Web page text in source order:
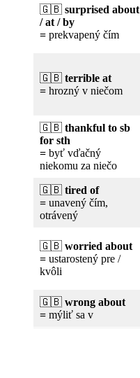
🇬🇧 surprised about
/ at / by
= prekvapený čím
🇬🇧 terrible at
= hrozný v niečom
🇬🇧 thankful to sb
for sth
= byť vďačný
niekomu za niečo
🇬🇧 tired of
= unavený čím,
otrávený
🇬🇧 worried about
= ustarostený pre /
kvôli
🇬🇧 wrong about
= mýliť sa v